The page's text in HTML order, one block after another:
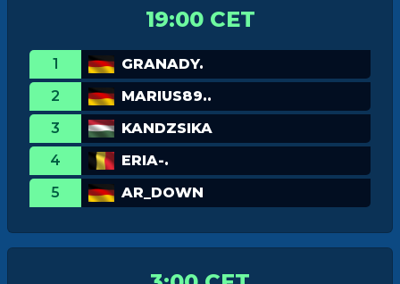
19:00 CET
1
GRANADY.
2
MARIUS89..
3
KANDZSIKA
4
ERIA-.
5
AR_DOWN